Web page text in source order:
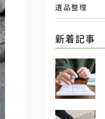
遺品整理
新着記事